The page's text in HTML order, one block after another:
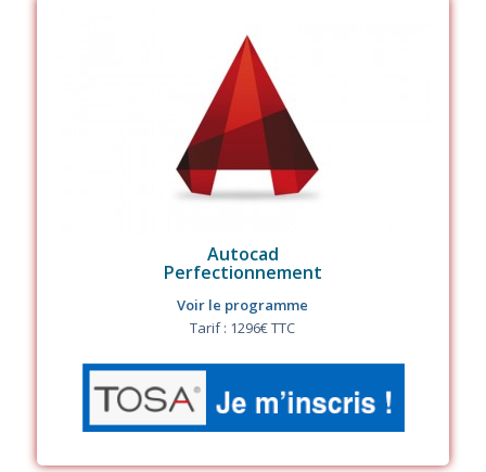
Autocad
Perfectionnement
Voir le programme
Tarif : 1296€ TTC